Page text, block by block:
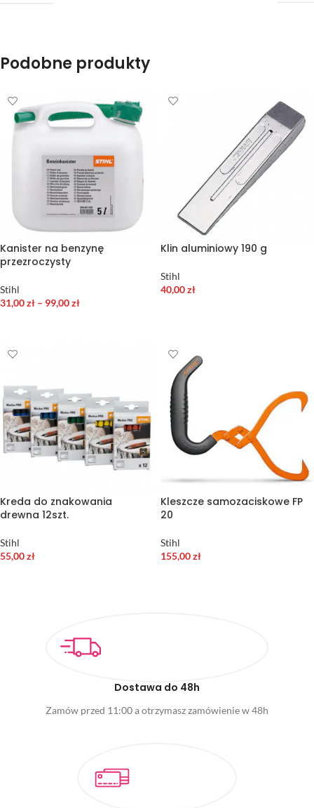
Podobne produkty
Kanister na benzynę
przezroczysty
Stihl
31,00zł – 99,00zł
Klin aluminiowy 190 g
Stihl
40,00zł
Kreda do znakowania
drewna 12szt.
Stihl
55,00zł
Kleszcze samozaciskowe FP
20
Stihl
155,00zł
Dostawa do 48h
Zamów przed 11:00 a otrzymasz zamówienie w 48h